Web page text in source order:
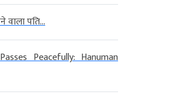
वाला पति...
Peacefully: Hanuman